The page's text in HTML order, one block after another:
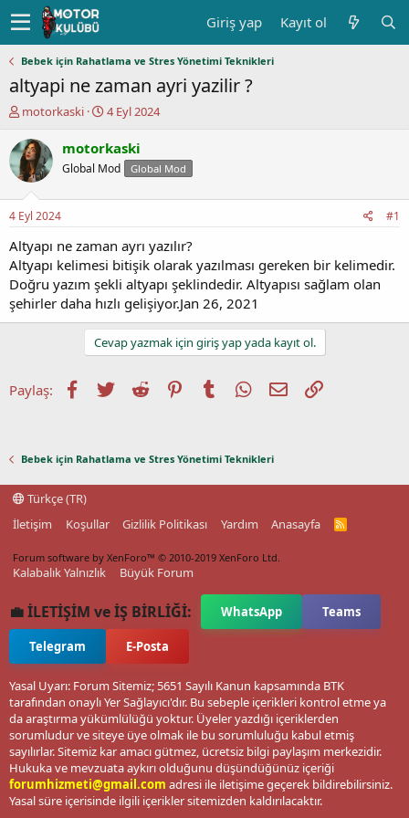
Giriş yap Kayıt ol
Bebek için Rahatlama ve Stres Yönetimi Teknikleri
altyapi ne zaman ayri yazilir ?
K
n
u
y
b
a
ş
l
a
t
a
n
motorkaski
B
ş
a
ç
t
a
r
i
h
i
4 Eyl 2024
motorkaski
Global Mod Global Mod
4 Eyl 2024 #1
Altyapı ne zaman ayrı yazılır?
Altyapı kelimesi bitişik olarak yazılması gereken bir kelimedir.
Doğru yazım şekli altyapı şeklindedir. Altyapısı sağlam olan
şehirler daha hızlı gelişiyor.Jan 26, 2021
Cevap yazmak için giriş yap yada kayıt ol.
Paylaş: Facebook
TwitterReddit PinterestTumblrWhatsApp
E-postaLink
Bebek için Rahatlama ve Stres Yönetimi Teknikleri
Türkçe (TR)
İletişim
Koşullar Gizlilik Politikası Yardım Anasayfa
R
Forum software by XenForo™ © 2010-2019 XenForo Ltd.
Kalabalık Yalnızlık Büyük Forum
💼 İLETİŞİM ve İŞ BİRLİĞİ: WhatsApp Teams
Telegram E-Posta
Yasal Uyarı: Forum Sitemiz; 5651 Sayılı Kanun kapsamında BTK
tarafından onaylı Yer Sağlayıcı'dır. Bu sebeple içerikleri kontrol etme ya
da araştırma yükümlülüğü yoktur. Üyeler yazdığı içeriklerden
sorumludur ve siteye üye olmak ile bu sorumluluğu kabul etmiş
sayılırlar. Sitemiz kar amacı gütmez, ücretsiz bilgi paylaşım merkezidir.
Hukuka ve mevzuata aykırı olduğunu düşündüğünüz içeriği
forumhizmeti@gmail.com adresi ile iletişime geçerek bildirebilirsiniz.
Yasal süre içerisinde ilgili içerikler sitemizden kaldırılacaktır.